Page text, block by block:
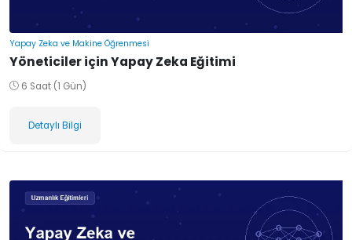
Yapay Zeka ve Makine Öğrenmesi
Yöneticiler için Yapay Zeka Eğitimi
6 Saat (1 Gün)
Detaylı Bilgi